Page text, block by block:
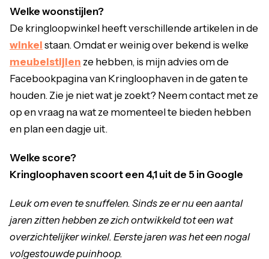
Welke woonstijlen?
De kringloopwinkel heeft verschillende artikelen in de
winkel staan. Omdat er weinig over bekend is welke
meubelstijlen ze hebben, is mijn advies om de
Facebookpagina van Kringloophaven in de gaten te
houden. Zie je niet wat je zoekt? Neem contact met ze
op en vraag na wat ze momenteel te bieden hebben
en plan een dagje uit.
Welke score?
Kringloophaven scoort een 4,1 uit de 5 in Google
Leuk om even te snuffelen. Sinds ze er nu een aantal
jaren zitten hebben ze zich ontwikkeld tot een wat
overzichtelijker winkel. Eerste jaren was het een nogal
volgestouwde puinhoop.